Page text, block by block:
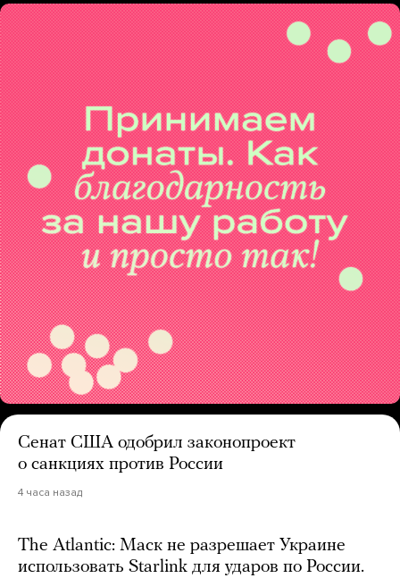
Сенат США одобрил законопроект
о санкциях против России
4 часа назад
The Atlantic: Маск не разрешает Украине
использовать Starlink для ударов по России.